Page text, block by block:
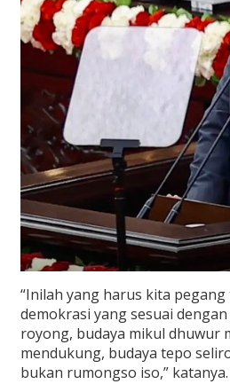
“Inilah yang harus kita
demokrasi yang sesuai
royong, budaya mikul dhuwur
mendukung, budaya tepo
bukan rumongso iso,” katanya.